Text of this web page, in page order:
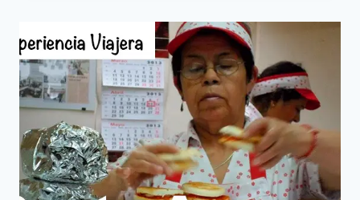
EL
DESAYUNO…